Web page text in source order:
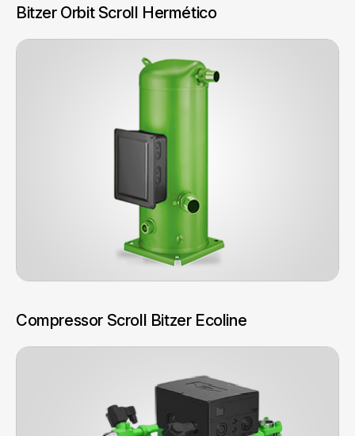
Bitzer Orbit Scroll Hermético
Compressor Scroll Bitzer Ecoline